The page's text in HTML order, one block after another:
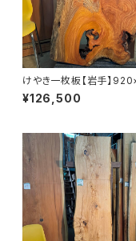
けやき一枚板【岩手】
~630×33㎜【オイル塗装
げ済み】
¥126,500